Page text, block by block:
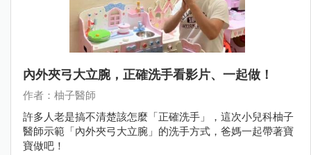
內外夾弓大立腕，正確洗手看影片、一起做！
作者：柚子醫師
許多人老是搞不清楚該怎麼「正確洗手」，這次小兒科柚子
醫師示範「內外夾弓大立腕」的洗手方式，爸媽一起帶著寶
寶做吧！